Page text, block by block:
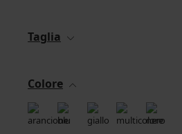
Taglia
Colore